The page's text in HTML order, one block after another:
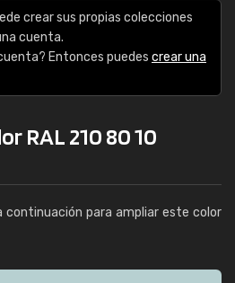
crear sus propias colecciones
cuenta.
Entonces puedes crear una
RAL 210 80 10
continuación para ampliar este color